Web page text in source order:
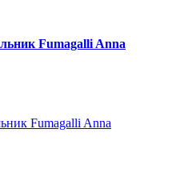
Fumagalli Anna